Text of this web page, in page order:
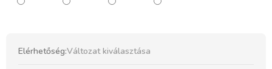
Elérhetőség:Változat kiválasztása